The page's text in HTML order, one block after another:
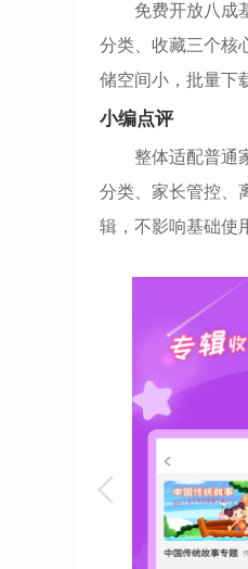
免费开放八成
分类、收藏三个核
储空间小，批量下
小编点评
整体适配普通
分类、家长管控、
辑，不影响基础使